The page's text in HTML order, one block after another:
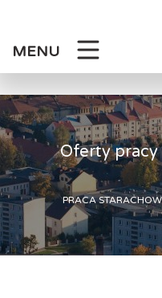
MENU
Oferty pracy
PRACA